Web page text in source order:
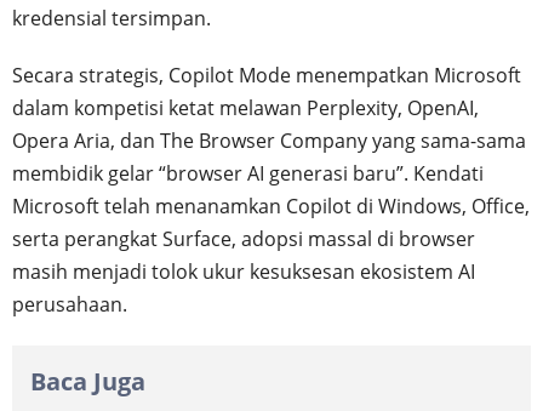
kredensial tersimpan.
Secara strategis, Copilot Mode menempatkan Microsoft
dalam kompetisi ketat melawan Perplexity, OpenAI,
Opera Aria, dan The Browser Company yang sama-sama
membidik gelar “browser AI generasi baru”. Kendati
Microsoft telah menanamkan Copilot di Windows, Office,
serta perangkat Surface, adopsi massal di browser
masih menjadi tolok ukur kesuksesan ekosistem AI
perusahaan.
Baca Juga